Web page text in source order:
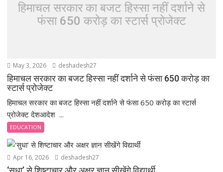
हिमाचल सरकार का बजट हिस्सा नहीं दर्शाने से
फंसा 650 करोड़ का स्टार्स प्रोजेक्ट
May 3, 2026 deshadesh27
हिमाचल सरकार का बजट हिस्सा नहीं दर्शाने से फंसा 650 करोड़ का
स्टार्स प्रोजेक्ट
हिमाचल सरकार का बजट हिस्सा नहीं दर्शाने से फंसा 650 करोड़ का स्टार्स
प्रोजेक्ट देशआदेश ...
EDUCATION
Apr 16, 2026 deshadesh27